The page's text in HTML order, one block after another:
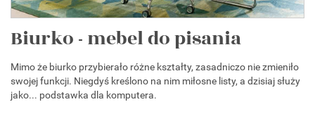
Biurko - mebel do pisania
Mimo że biurko przybierało różne kształty, zasadniczo nie zmieniło
swojej funkcji. Niegdyś kreślono na nim miłosne listy, a dzisiaj służy
jako... podstawka dla komputera.